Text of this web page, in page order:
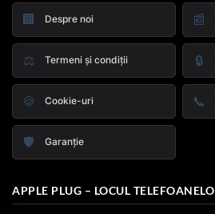
🏢 Despre noi 📰
⚖️ Termeni și condiții 🔒
🍪 Cookie-uri 📞
🛡️ Garanție
APPLE PLUG – LOCUL